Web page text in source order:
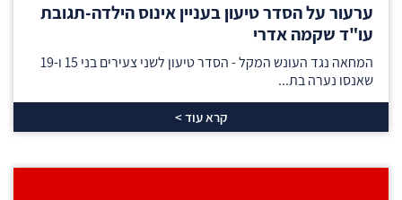
ערעור על הסדר טיעון בעניין אינוס הילדה-תגובת
עו"ד שקמה אדרי
המחאה נגד העונש המקל - הסדר טיעון לשני צעירים בני 15 ו-19
שאנסו נערה בת...
קרא עוד >